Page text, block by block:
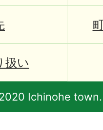
扱い
Ichinohe